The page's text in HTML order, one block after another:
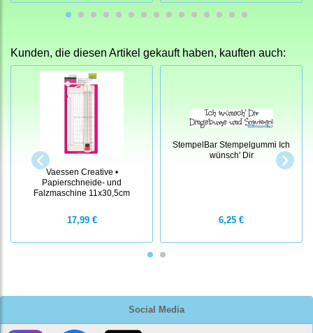
Social Media
Kunden, die diesen Artikel gekauft haben, kauften auch:
Vaessen Creative •
Papierschneide- und
Falzmaschine 11x30,5cm
17,99 €
StempelBar Stempelgummi Ich
wünsch' Dir
6,25 €